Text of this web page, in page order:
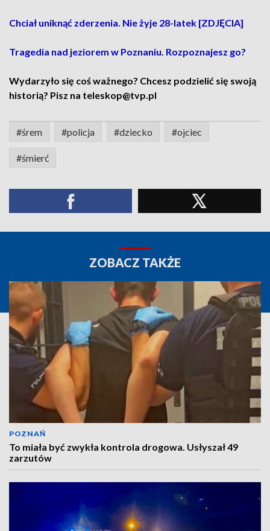
Chciał uniknąć zderzenia. Nie żyje 28-latek [ZDJĘCIA]
Tragedia nad jeziorem w Poznaniu. Rozpoznajesz go?
Wydarzyło się coś ważnego? Chcesz podzielić się swoją
historią? Pisz na teleskop@tvp.pl
#śrem #policja #dziecko #ojciec
#śmierć
ZOBACZ TAKŻE
POZNAŃ
To miała być zwykła kontrola drogowa. Usłyszał 49
zarzutów